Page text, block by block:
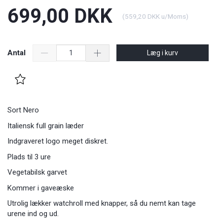
699,00 DKK (559,20 DKK u/Moms)
Antal Læg i kurv
Sort Nero
Italiensk full grain læder
Indgraveret logo meget diskret.
Plads til 3 ure
Vegetabilsk garvet
Kommer i gaveæske
Utrolig lækker watchroll med knapper, så du nemt kan tage
urene ind og ud.